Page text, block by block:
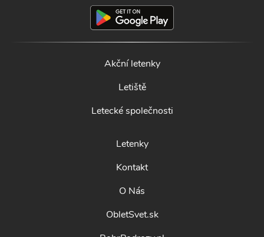
Akční letenky
Letiště
Letecké společnosti
Letenky
Kontakt
O Nás
ObletSvet.sk